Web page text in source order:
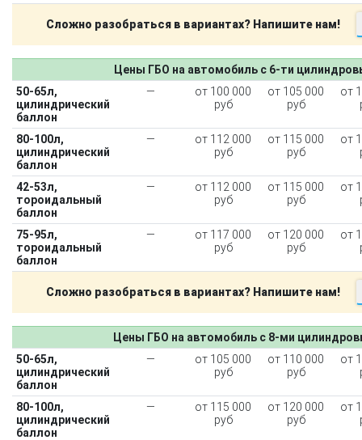
Сложно разобраться в вариантах? Напишите нам!
Цены ГБО на автомобиль с 6-ти
50-65л,
цилиндрический
баллон
—
от 100 000
руб
от 105 000
руб
от
80-100л,
цилиндрический
баллон
—
от 112 000
руб
от 115 000
руб
от
42-53л,
тороидальный
баллон
—
от 112 000
руб
от 115 000
руб
от
75-95л,
тороидальный
баллон
—
от 117 000
руб
от 120 000
руб
от
Сложно разобраться в вариантах? Напишите нам!
Цены ГБО на автомобиль с 8-ми
50-65л,
цилиндрический
баллон
—
от 105 000
руб
от 110 000
руб
от
80-100л,
цилиндрический
баллон
—
от 115 000
руб
от 120 000
руб
от